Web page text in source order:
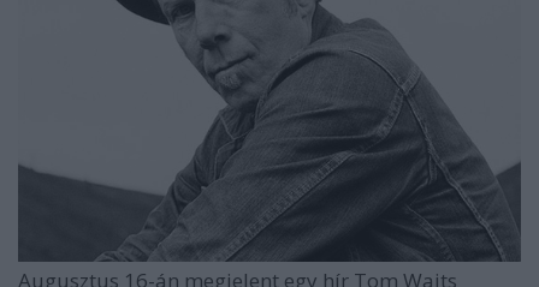
Augusztus 16-án megjelent egy hír Tom Waits